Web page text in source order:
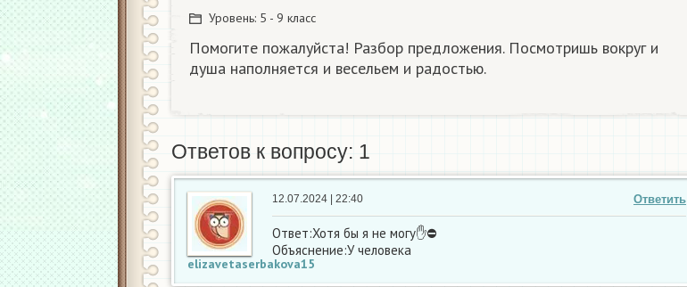
Уровень: 5 - 9 класс
Помогите пожалуйста! Разбор предложения. Посмотришь вокруг и
душа наполняется и весельем и радостью.
Ответов к вопросу: 1
elizavetaserbakova15
Ответить
12.07.2024 | 22:40
Ответ:Хотя бы я не могу✋⛔
Объяснение:У человека